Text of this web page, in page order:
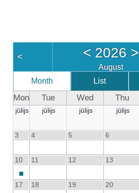
< < 2026 >
August
Month List
Mon Tue Wed Thu
jūlijs jūlijs jūlijs jūlijs
3 4 5 6
10 11 12 13
17 18 19 20